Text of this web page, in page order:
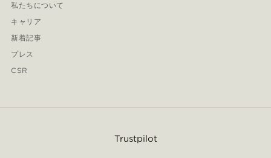
私たちについて
キャリア
新着記事
プレス
CSR
Trustpilot